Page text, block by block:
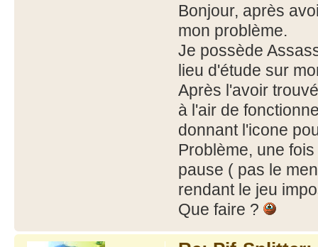
Bonjour, après
mon problème.
Je possède
lieu d'étude sur
Après l'avoir
à l'air de
donnant l'icone
Problème, une
pause ( pas le
rendant le jeu
Que faire ?